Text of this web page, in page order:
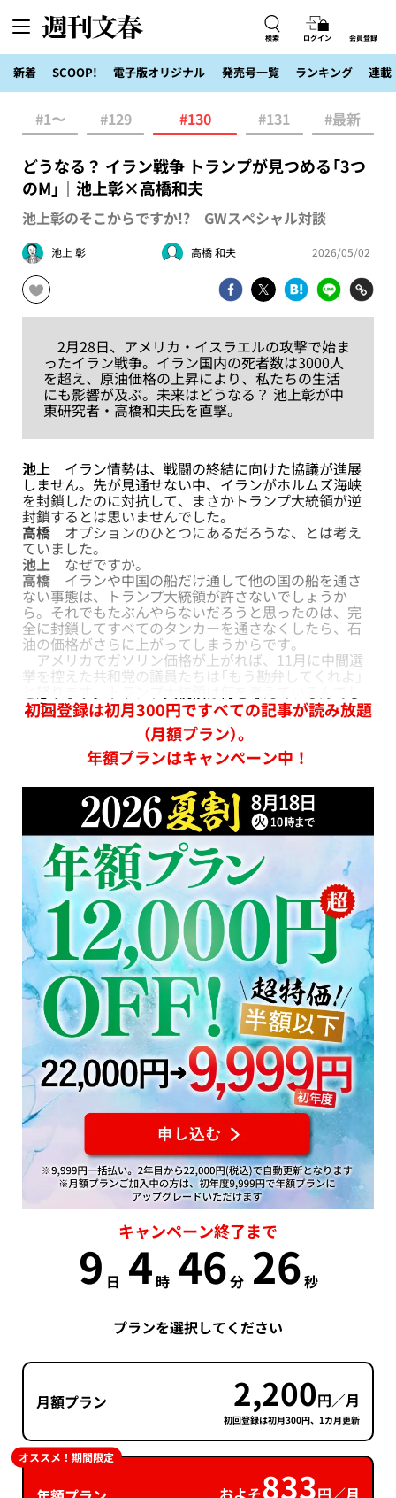
検索 ログイン 会員登録
新着 SCOOP! 電子版オリジナル 発売号一覧 ランキング 連載
#1〜 #129 #130 #131 #最新
どうなる？ イラン戦争 トランプが見つめる「3つ
のM」｜池上彰×高橋和夫
池上彰のそこからですか!? GWスペシャル対談
池上 彰 高橋 和夫 2026/05/02
2月28日、アメリカ・イスラエルの攻撃で始ま
ったイラン戦争。イラン国内の死者数は3000人
を超え、原油価格の上昇により、私たちの生活
にも影響が及ぶ。未来はどうなる？ 池上彰が中
東研究者・高橋和夫氏を直撃。
池上 イラン情勢は、戦闘の終結に向けた協議が進展
しません。先が見通せない中、イランがホルムズ海峡
を封鎖したのに対抗して、まさかトランプ大統領が逆
封鎖するとは思いませんでした。
高橋 オプションのひとつにあるだろうな、とは考え
ていました。
池上 なぜですか。
高橋 イランや中国の船だけ通して他の国の船を通さ
ない事態は、トランプ大統領が許さないでしょうか
ら。それでもたぶんやらないだろうと思ったのは、完
全に封鎖してすべてのタンカーを通さなくしたら、石
油の価格がさらに上がってしまうからです。
アメリカでガソリン価格が上がれば、11月に中間選
挙を控えた共和党の議員たちは「もう勘弁してくれよ」
ょう。
初回登録は初月300円ですべての記事が読み放題
（月額プラン）。
年額プランはキャンペーン中！
キャンペーン終了まで
9 日 4 時 46分 25秒
プランを選択してください
月額プラン 2,200円／月
初回登録は初月300円、1カ月更新
およそ833円／月
オススメ！期間限定